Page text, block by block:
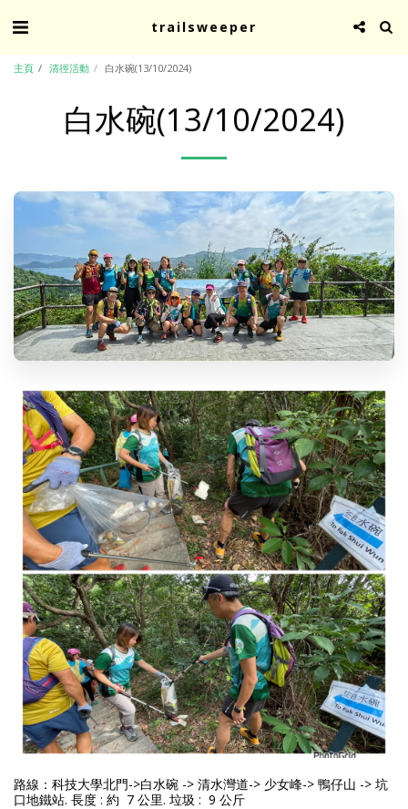
trailsweeper
主頁 清徑活動 白水碗(13/10/2024)
白水碗(13/10/2024)
路線：科技大學北門->白水碗 -> 清水灣道-> 少女峰-> 鴨仔山 -> 坑
口地鐵站. 長度 : 約 7 公里. 垃圾 : 9 公斤